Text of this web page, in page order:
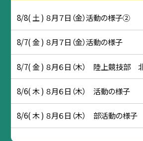
8/8( 土 ) ８月７日（金）活動の様子②
8/7( 金 ) ８月７日（金）活動の様子
8/7( 金 ) ８月６日（木） 陸上競技部
8/6( 木 ) ８月６日（木） 活動の様子
8/6( 木 ) ８月６日（木） 部活動の様子